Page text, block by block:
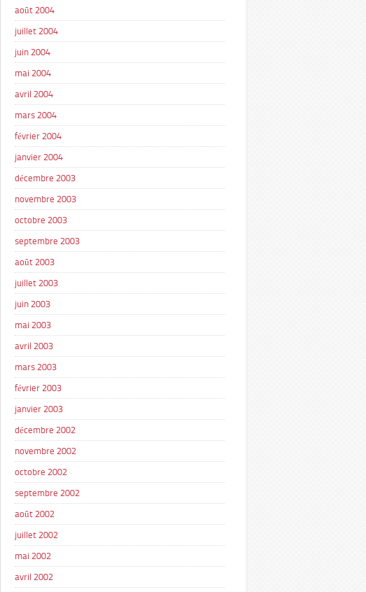
août 2004
juillet 2004
juin 2004
mai 2004
avril 2004
mars 2004
février 2004
janvier 2004
décembre 2003
novembre 2003
octobre 2003
septembre 2003
août 2003
juillet 2003
juin 2003
mai 2003
avril 2003
mars 2003
février 2003
janvier 2003
décembre 2002
novembre 2002
octobre 2002
septembre 2002
août 2002
juillet 2002
mai 2002
avril 2002